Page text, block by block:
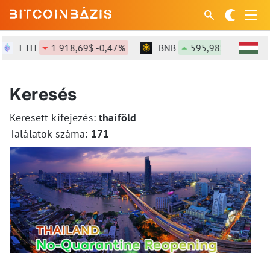
ETH 1 918,69$ -0,47% BNB 595,98$ +0,78%
Keresés
Keresett kifejezés: thaiföld
Találatok száma: 171